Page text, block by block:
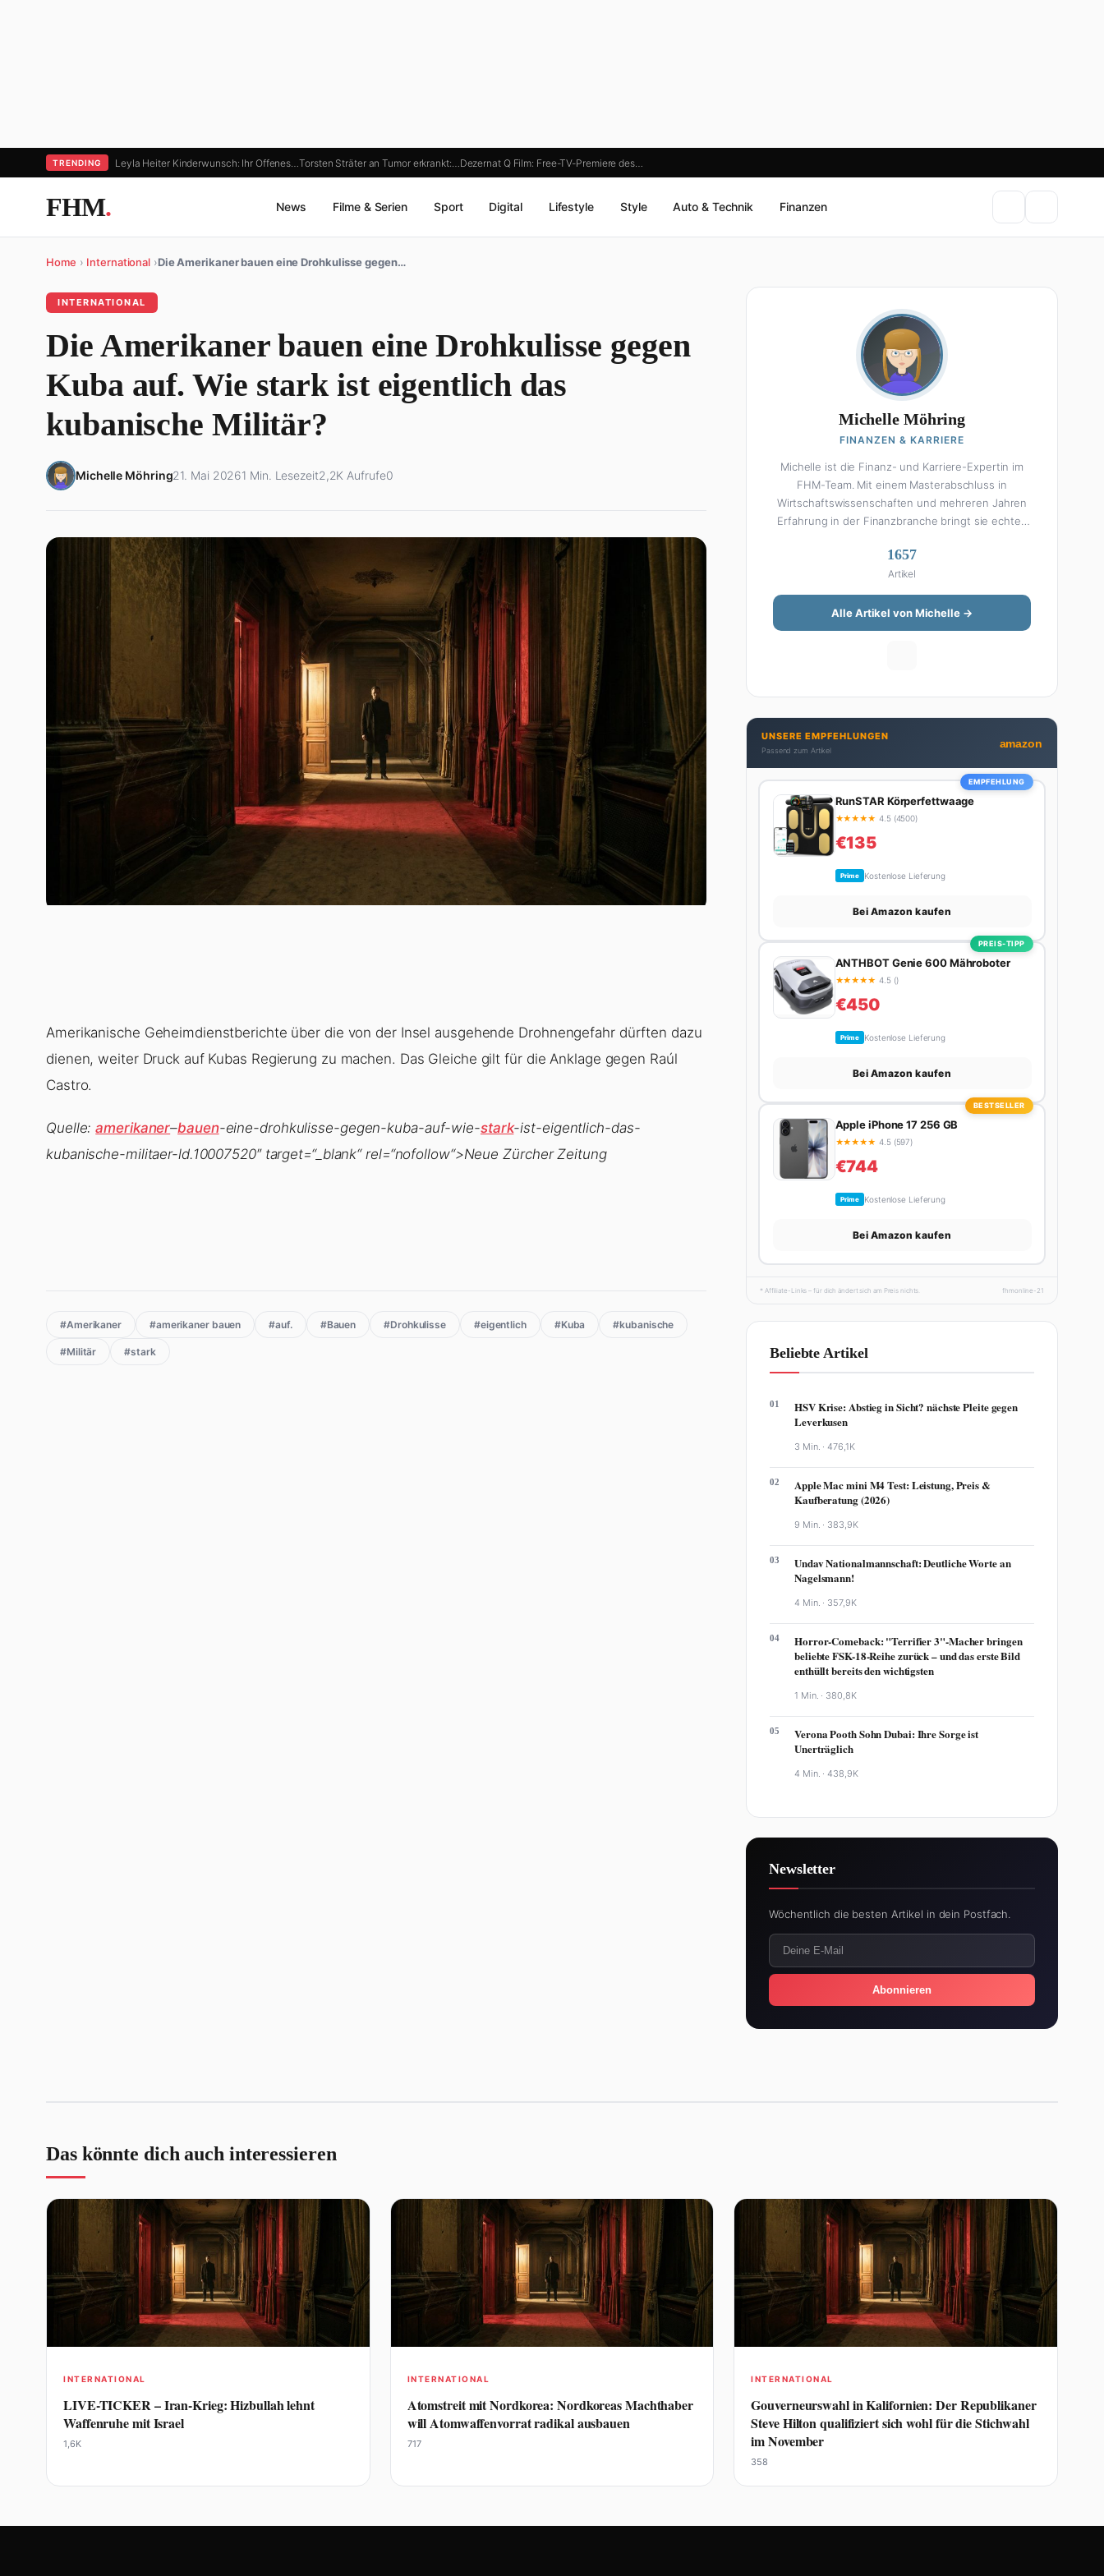
TRENDING Leyla Heiter Kinderwunsch: Ihr Offenes…Torsten Sträter an Tumor erkrankt:… Dezernat Q Film: Free-TV-Premiere des…
FHM. News Filme & Serien Sport Digital Lifestyle Style Auto & Technik Finanzen
Home › International ›Die Amerikaner bauen eine Drohkulisse gegen…
INTERNATIONAL
Die Amerikaner bauen eine Drohkulisse gegen
Kuba auf. Wie stark ist eigentlich das
kubanische Militär?
Michelle Möhring21. Mai 20261 Min. Lesezeit2,2K Aufrufe0
Amerikanische Geheimdienstberichte über die von der Insel ausgehende Drohnengefahr dürften dazu
dienen, weiter Druck auf Kubas Regierung zu machen. Das Gleiche gilt für die Anklage gegen Raúl
Castro.
Quelle:amerikaner–bauen-eine-drohkulisse-gegen-kuba-auf-wie-stark-ist-eigentlich-das-
kubanische-militaer-ld.10007520″ target=“_blank“ rel=“nofollow“>Neue Zürcher Zeitung
#Amerikaner #amerikaner bauen #auf. #Bauen #Drohkulisse #eigentlich #Kuba #kubanische
#Militär #stark
Michelle Möhring
FINANZEN & KARRIERE
Michelle ist die Finanz- und Karriere-Expertin im
FHM-Team. Mit einem Masterabschluss in
Wirtschaftswissenschaften und mehreren Jahren
Erfahrung in der Finanzbranche bringt sie echtes
Bei Michelle klingt Altersvorsorge nicht wie eine
Steuererklärung. Ihre Stärke liegt darin, komplexe
Finanzthemen so aufzubereiten, dass sie jeder
versteht – ohne Fachchinesisch, dafür mit
konkreten Tipps zum Umsetzen. Von ETF-
man Job und Privatleben unter einen Hut
bekommt. Privat ist sie bekennende Kaffee-
Süchtige (3+ Tassen am Tag, Minimum), Podcast-
Hörerin und verbringt ihre Wochenenden am
liebsten in der Natur oder auf dem nächsten
Flohmarkt.
1657
Artikel
Alle Artikel von Michelle →
UNSERE EMPFEHLUNGEN
Passend zum Artikel
amazon
EMPFEHLUNG
RunSTAR Körperfettwaage
★★★★★ 4.5 (4500)
€135
Prime Kostenlose Lieferung
Bei Amazon kaufen
PREIS-TIPP
ANTHBOT Genie 600 Mähroboter
★★★★★ 4.5 ()
€450
Prime Kostenlose Lieferung
Bei Amazon kaufen
BESTSELLER
Apple iPhone 17 256 GB
★★★★★ 4.5 (597)
€744
Prime Kostenlose Lieferung
Bei Amazon kaufen
* Affiliate-Links – für dich ändert sich am Preis nichts. fhmonline-21
Beliebte Artikel
01
HSV Krise: Abstieg in Sicht? nächste Pleite gegen
Leverkusen
3 Min. ·476,1K
02
Apple Mac mini M4 Test: Leistung, Preis &
Kaufberatung (2026)
9 Min. · 383,9K
03
Undav Nationalmannschaft: Deutliche Worte an
Nagelsmann!
4 Min. · 357,9K
04
Horror-Comeback: "Terrifier 3"-Macher bringen
beliebte FSK-18-Reihe zurück – und das erste Bild
enthüllt bereits den wichtigsten
1 Min. · 380,8K
05
Verona Pooth Sohn Dubai: Ihre Sorge ist
Unerträglich
4 Min. ·438,9K
Newsletter
Wöchentlich die besten Artikel in dein Postfach.
Abonnieren
Das könnte dich auch interessieren
INTERNATIONAL
LIVE-TICKER – Iran-Krieg: Hizbullah lehnt
Waffenruhe mit Israel
1,6K
INTERNATIONAL
Atomstreit mit Nordkorea: Nordkoreas Machthaber
will Atomwaffenvorrat radikal ausbauen
717
INTERNATIONAL
Gouverneurswahl in Kalifornien: Der Republikaner
Steve Hilton qualifiziert sich wohl für die Stichwahl
im November
358